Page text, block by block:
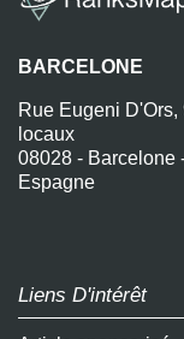
BARCELONE
Rue Eugeni D'Ors,
locaux
08028 - Barcelone
Espagne
Liens D'intérêt